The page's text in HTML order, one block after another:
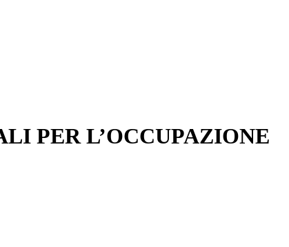
PER L’OCCUPAZIONE